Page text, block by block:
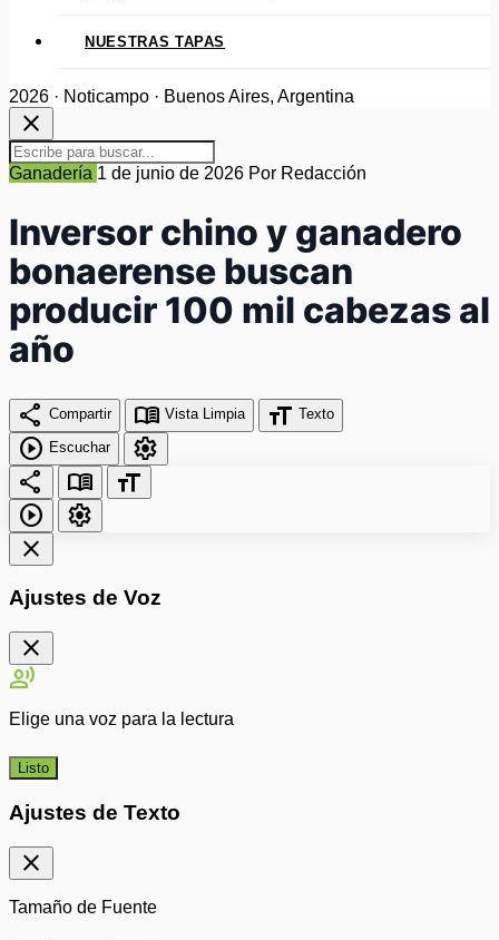
NUESTRAS TAPAS
2026 · Noticampo · Buenos Aires, Argentina
close
Ganadería 1 de junio de 2026 Por Redacción
Inversor chino y ganadero
bonaerense buscan
producir 100 mil cabezas al
año
share Compartir menu_book Vista Limpia format_size Texto
play_circle Escuchar
settings
share
menu_book
format_size
play_circle
settings
close
Ajustes de Voz
close
record_voice_over
Elige una voz para la lectura
Listo
Ajustes de Texto
close
Tamaño de Fuente